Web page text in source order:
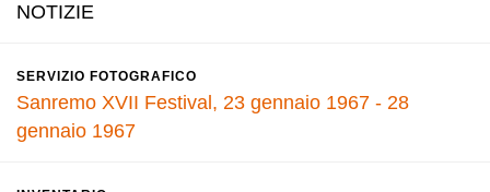
NOTIZIE
SERVIZIO FOTOGRAFICO
Sanremo XVII Festival, 23 gennaio 1967 - 28
gennaio 1967